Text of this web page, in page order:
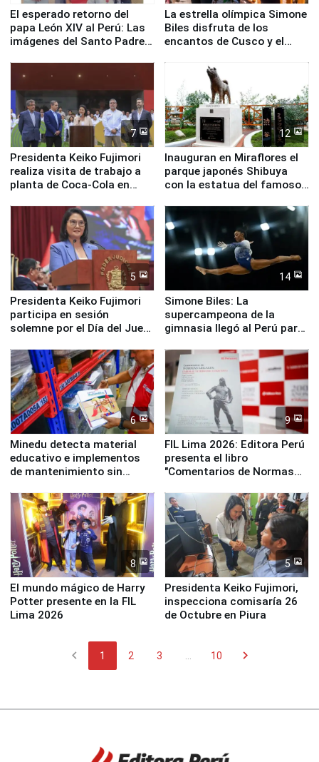
El esperado retorno del
papa León XIV al Perú: Las
imágenes del Santo Padre
La estrella olímpica Simone
Biles disfruta de los
encantos de Cusco y el
7
Presidenta Keiko Fujimori
realiza visita de trabajo a
planta de Coca-Cola en
12
Inauguran en Miraflores el
parque japonés Shibuya
con la estatua del famoso
5
Presidenta Keiko Fujimori
participa en sesión
solemne por el Día del Juez
14
Simone Biles: La
supercampeona de la
gimnasia llegó al Perú para
Panamericanos Lima 2027
6
Minedu detecta material
educativo e implementos
de mantenimiento sin
la UGEL 2
9
FIL Lima 2026: Editora Perú
presenta el libro
"Comentarios de Normas
Derecho Colectivo"
8
El mundo mágico de Harry
Potter presente en la FIL
Lima 2026
5
Presidenta Keiko Fujimori,
inspecciona comisaría 26
de Octubre en Piura
chevron_left 1 2 3 10 chevron_right